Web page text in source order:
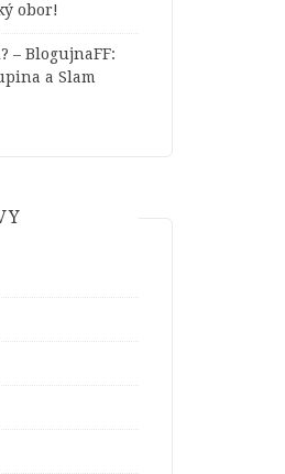
obor!
– BlogujnaFF:
a Slam